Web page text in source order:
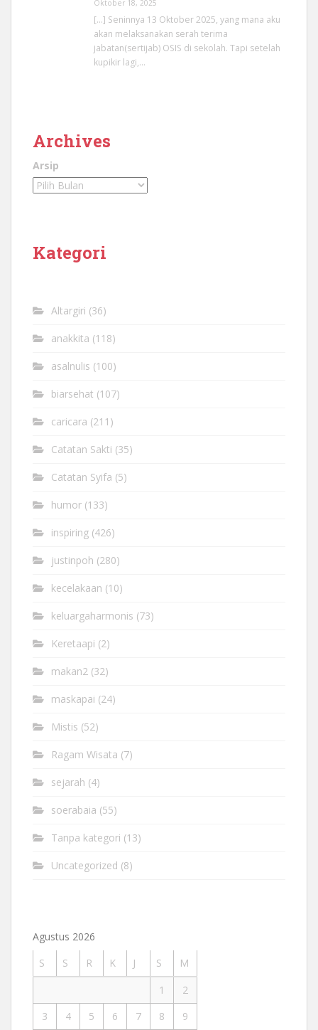
Oktober 18, 2025
[…] Seninnya 13 Oktober 2025, yang mana aku
akan melaksanakan serah terima
jabatan(sertijab) OSIS di sekolah. Tapi setelah
kupikir lagi,…
Archives
Arsip
Kategori
Altargiri (36)
anakkita (118)
asalnulis (100)
biarsehat (107)
caricara (211)
Catatan Sakti (35)
Catatan Syifa (5)
humor (133)
inspiring (426)
justinpoh (280)
kecelakaan (10)
keluargaharmonis (73)
Keretaapi (2)
makan2 (32)
maskapai (24)
Mistis (52)
Ragam Wisata (7)
sejarah (4)
soerabaia (55)
Tanpa kategori (13)
Uncategorized (8)
Agustus 2026
S
S R K J S
M
1
2
3
4 5 6 7 8
9